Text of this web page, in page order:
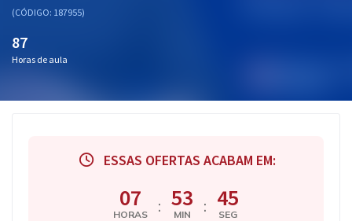
(CÓDIGO: 187955)
87
Horas de aula
ESSAS OFERTAS ACABAM EM:
07
HORAS : 53
MIN : 44
SEG